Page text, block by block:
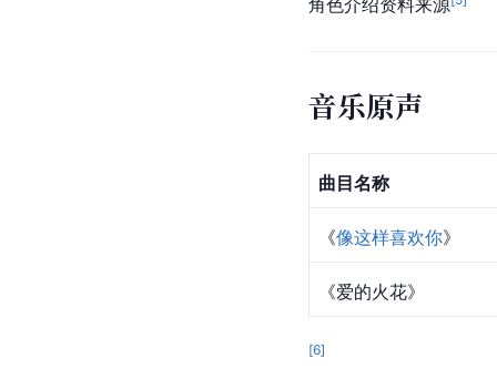
角色介绍资料来源
音乐原声
曲目名称
《像这样喜欢你》
《爱的火花》
[6]